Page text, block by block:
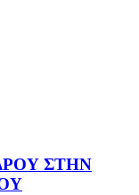
ΣΤΗΝ